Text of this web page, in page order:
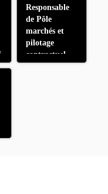
Responsable
de Pôle
marchés et
pilotage
contractuel